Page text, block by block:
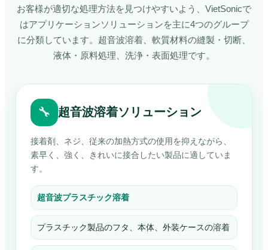
お客様が適切な処理方法を見つけやすいよう、VietSonicで
はアプリケーションソリューションを主に4つのグループ
に分類しています。超音波溶着、軟質材料の縫製・切断、
液体・原料処理、洗浄・表面処理です。
🔧 超音波溶着ソリューション
接着剤、ネジ、従来の加熱方式の使用を抑えながら、
素早く、強く、きれいに接合したい製品に適していま
す。
超音波プラスチック溶着
プラスチック製品のフタ、本体、外装ケースの溶着